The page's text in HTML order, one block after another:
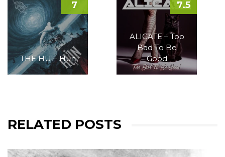
THE HU – Hun
7
ALICATE – Too
Bad To Be
Good
7.5
RELATED POSTS